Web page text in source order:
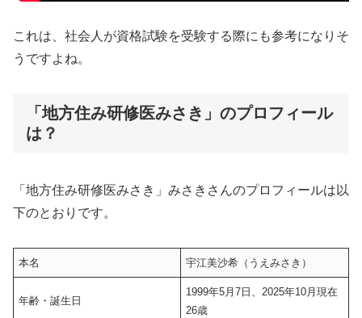
これは、社会人が資格試験を受験する際にも参考になりそ
うですよね。
「地方住み研修医みさき」のプロフィール
は？
「地方住み研修医みさき」みさきさんのプロフィールは以
下のとおりです。
本名 宇江美沙希（うえみさき）
年齢・誕生日
1999年5月7日、2025年10月現在
26歳